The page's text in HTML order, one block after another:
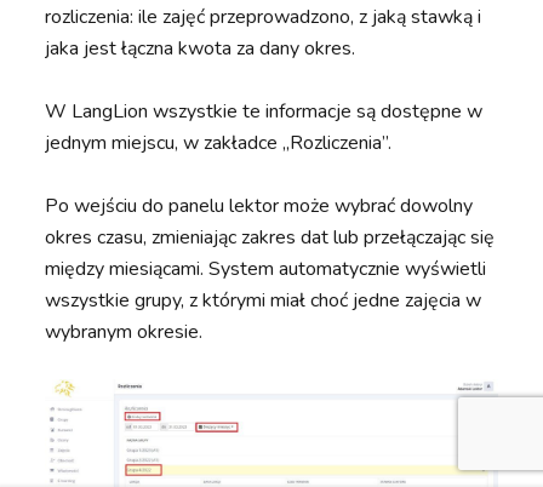
rozliczenia: ile zajęć przeprowadzono, z jaką stawką i
jaka jest łączna kwota za dany okres.
W LangLion wszystkie te informacje są dostępne w
jednym miejscu, w zakładce „Rozliczenia”.
Po wejściu do panelu lektor może wybrać dowolny
okres czasu, zmieniając zakres dat lub przełączając się
między miesiącami. System automatycznie wyświetli
wszystkie grupy, z którymi miał choć jedne zajęcia w
wybranym okresie.